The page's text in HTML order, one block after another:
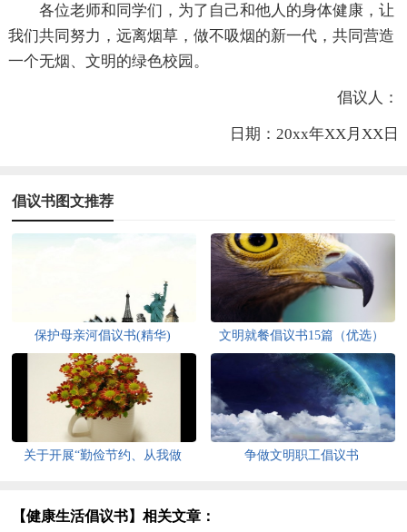
各位老师和同学们，为了自己和他人的身体健康，让
我们共同努力，远离烟草，做不吸烟的新一代，共同营造
一个无烟、文明的绿色校园。
倡议人：
日期：20xx年XX月XX日
倡议书图文推荐
保护母亲河倡议书(精华) 文明就餐倡议书15篇（优选）
关于开展“勤俭节约、从我做
争做文明职工倡议书
【健康生活倡议书】相关文章：